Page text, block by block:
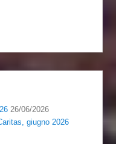
26/06/2026
giugno 2026